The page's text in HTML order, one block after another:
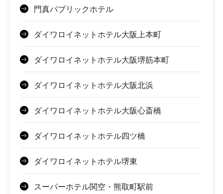
門真パブリックホテル
ダイワロイネットホテル大阪上本町
ダイワロイネットホテル大阪堺筋本町
ダイワロイネットホテル大阪北浜
ダイワロイネットホテル大阪心斎橋
ダイワロイネットホテル四ツ橋
ダイワロイネットホテル堺東
スーパーホテル関空・熊取町駅前